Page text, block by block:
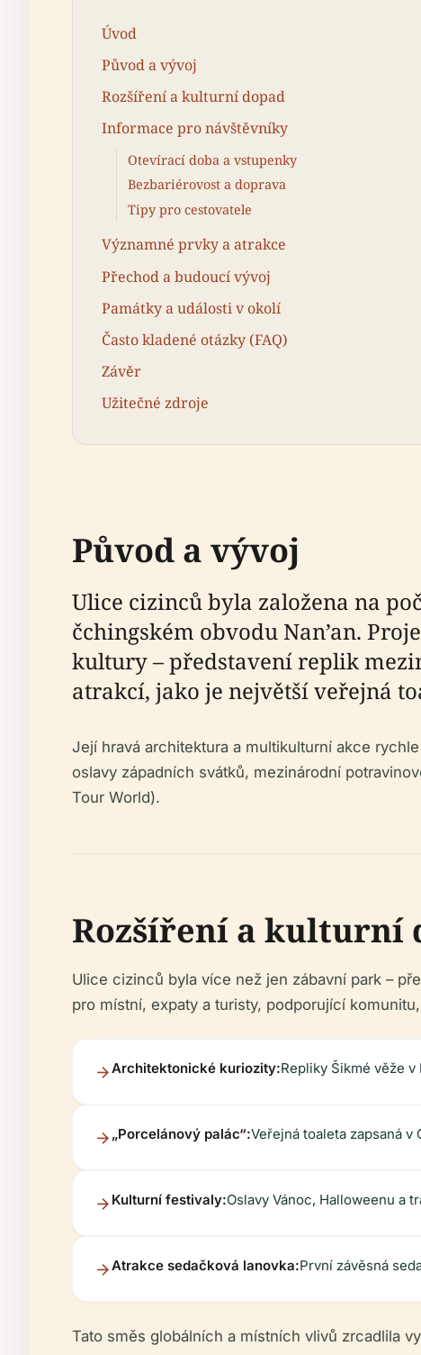
Úvod
Původ a vývoj
Rozšíření a kulturní dopad
Informace pro návštěvníky
Otevírací doba a vstupenky
Bezbariérovost a doprava
Tipy pro cestovatele
Významné prvky a atrakce
Přechod a budoucí vývoj
Památky a události v okolí
Často kladené otázky (FAQ)
Závěr
Užitečné zdroje
Původ a vývoj
Ulice cizinců byla založena na
čchingském obvodu Nan’an.
kultury – představení replik
atrakcí, jako je největší veřejná
Její hravá architektura a multikulturní akce
oslavy západních svátků, mezinárodní
Tour World).
Rozšíření a kulturní
Ulice cizinců byla více než jen zábavní park –
pro místní, expaty a turisty, podporující
Architektonické kuriozity:Repliky Šikmé věže
„Porcelánový palác“:Veřejná toaleta zapsaná
Kulturní festivaly:Oslavy Vánoc, Halloweenu a
Atrakce sedačková lanovka:První závěsná
Tato směs globálních a místních vlivů zrcadlila